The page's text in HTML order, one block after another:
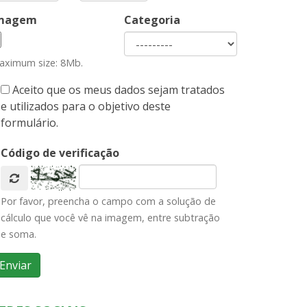
size: 8Mb.
Categoria
Aceito que os meus dados sejam tratados
e utilizados para o objetivo deste
formulário.
Código de verificação
Por favor, preencha o campo com a solução de
cálculo que você vê na imagem, entre subtração
e soma.